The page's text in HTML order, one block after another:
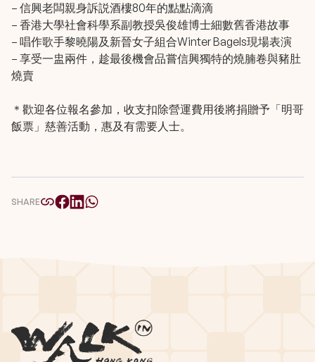
– 信興老闆親身訴説酒樓80年的點點滴滴
– 香港大學社會科學系副教授吳俊雄博士細數舊香港故事
– 唱作歌手黎曉陽及新晉女子組合Winter Bagels現場表演
– 享受一盅兩件，趁最後機會品嘗信興獨特的燒腩卷與豬肚
燒賣
＊歡迎各位報名參加，收支扣除營運費用後將捐贈予「明哥
飯票」慈善活動，惠及有需要人士。
SHARE